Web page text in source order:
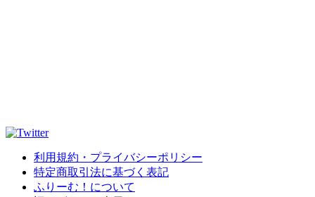
利用規約・プライバシーポリシー
特定商取引法に基づく表記
ふりーむ！について